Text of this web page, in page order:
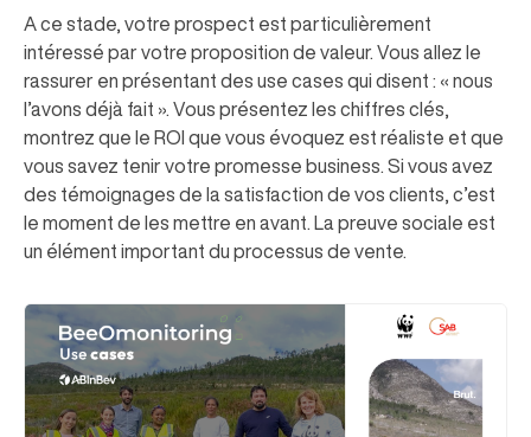
A ce stade, votre prospect est particulièrement
intéressé par votre proposition de valeur. Vous allez le
rassurer en présentant des use cases qui disent : « nous
l’avons déjà fait ». Vous présentez les chiffres clés,
montrez que le ROI que vous évoquez est réaliste et que
vous savez tenir votre promesse business. Si vous avez
des témoignages de la satisfaction de vos clients, c’est
le moment de les mettre en avant. La preuve sociale est
un élément important du processus de vente.